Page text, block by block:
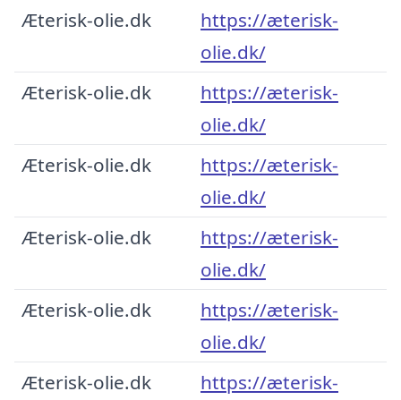
Æterisk-olie.dk
https://æterisk-
olie.dk/
Æterisk-olie.dk
https://æterisk-
olie.dk/
Æterisk-olie.dk
https://æterisk-
olie.dk/
Æterisk-olie.dk
https://æterisk-
olie.dk/
Æterisk-olie.dk
https://æterisk-
olie.dk/
Æterisk-olie.dk
https://æterisk-